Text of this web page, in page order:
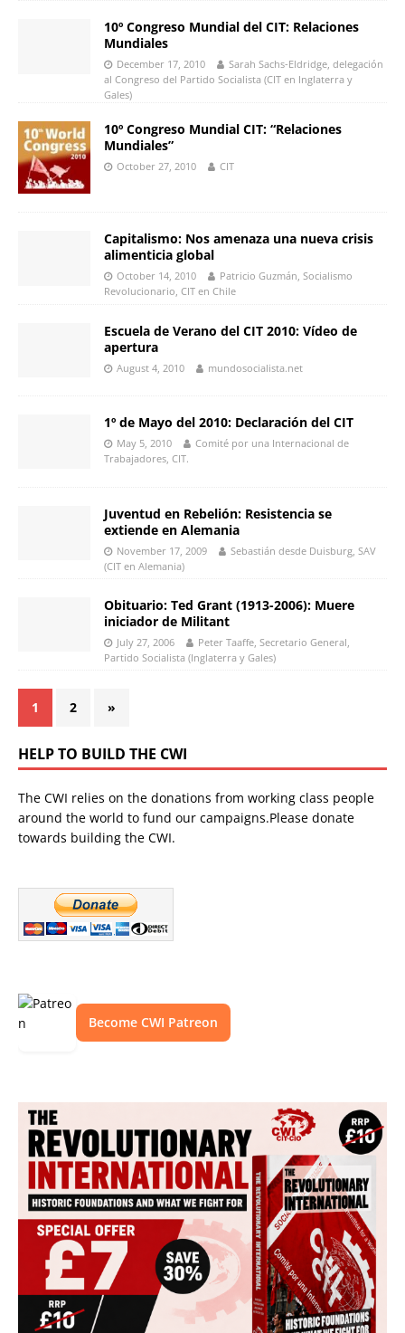
10º Congreso Mundial del CIT: Relaciones
Mundiales
December 17, 2010
Sarah Sachs-Eldridge, delegación
al Congreso del Partido Socialista (CIT en Inglaterra y
Gales)
10º Congreso Mundial CIT: “Relaciones
Mundiales”
October 27, 2010 CIT
Capitalismo: Nos amenaza una nueva crisis
alimenticia global
October 14, 2010
Patricio Guzmán, Socialismo
Revolucionario, CIT en Chile
Escuela de Verano del CIT 2010: Vídeo de
apertura
August 4, 2010 mundosocialista.net
1º de Mayo del 2010: Declaración del CIT
May 5, 2010
Comité por una Internacional de
Trabajadores, CIT.
Juventud en Rebelión: Resistencia se
extiende en Alemania
November 17, 2009
Sebastián desde Duisburg, SAV
(CIT en Alemania)
Obituario: Ted Grant (1913-2006): Muere
iniciador de Militant
July 27, 2006
Peter Taaffe, Secretario General,
Partido Socialista (Inglaterra y Gales)
1 2 »
HELP TO BUILD THE CWI
The CWI relies on the donations from working class people
around the world to fund our campaigns.Please donate
towards building the CWI.
Become CWI Patreon